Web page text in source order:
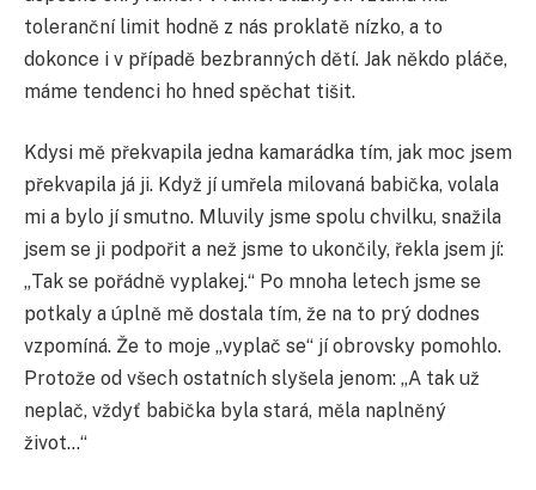
toleranční limit hodně z nás proklatě nízko, a to
dokonce i v případě bezbranných dětí. Jak někdo pláče,
máme tendenci ho hned spěchat tišit.
Kdysi mě překvapila jedna kamarádka tím, jak moc jsem
překvapila já ji. Když jí umřela milovaná babička, volala
mi a bylo jí smutno. Mluvily jsme spolu chvilku, snažila
jsem se ji podpořit a než jsme to ukončily, řekla jsem jí:
„Tak se pořádně vyplakej.“ Po mnoha letech jsme se
potkaly a úplně mě dostala tím, že na to prý dodnes
vzpomíná. Že to moje „vyplač se“ jí obrovsky pomohlo.
Protože od všech ostatních slyšela jenom: „A tak už
neplač, vždyť babička byla stará, měla naplněný
život…“